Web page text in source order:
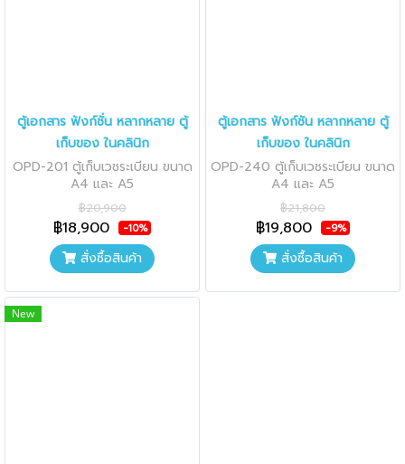
ตู้เอกสาร ฟังก์ชั่น หลากหลาย ตู้
เก็บของ ในคลินิก
OPD-201 ตู้เก็บเวชระเบียน ขนาด
A4 และ A5
฿20,900
฿18,900 -10%
สั่งซื้อสินค้า
ตู้เอกสาร ฟังก์ชัน หลากหลาย ตู้
เก็บของ ในคลินิก
OPD-240 ตู้เก็บเวชระเบียน ขนาด
A4 และ A5
฿21,800
฿19,800 -9%
สั่งซื้อสินค้า
New